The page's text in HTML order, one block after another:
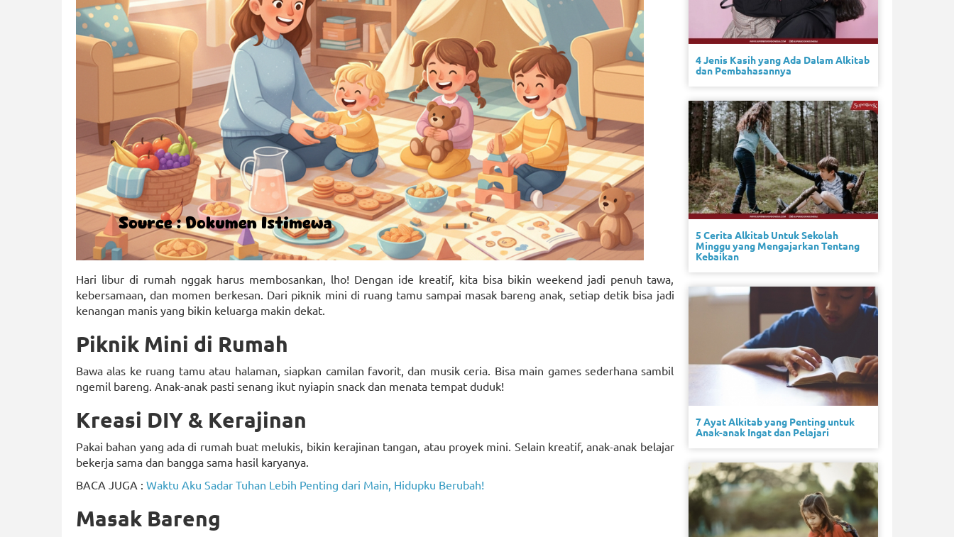
Hari libur di rumah nggak harus membosankan, lho! Dengan ide kreatif, kita bisa bikin weekend jadi penuh tawa,
kebersamaan, dan momen berkesan. Dari piknik mini di ruang tamu sampai masak bareng anak, setiap detik bisa jadi
kenangan manis yang bikin keluarga makin dekat.
Piknik Mini di Rumah
Bawa alas ke ruang tamu atau halaman, siapkan camilan favorit, dan musik ceria. Bisa main games sederhana sambil
ngemil bareng. Anak-anak pasti senang ikut nyiapin snack dan menata tempat duduk!
Kreasi DIY & Kerajinan
Pakai bahan yang ada di rumah buat melukis, bikin kerajinan tangan, atau proyek mini. Selain kreatif, anak-anak belajar
bekerja sama dan bangga sama hasil karyanya.
BACA JUGA : Waktu Aku Sadar Tuhan Lebih Penting dari Main, Hidupku Berubah!
Masak Bareng
4 Jenis Kasih yang Ada Dalam Alkitab
dan Pembahasannya
5 Cerita Alkitab Untuk Sekolah
Minggu yang Mengajarkan Tentang
Kebaikan
7 Ayat Alkitab yang Penting untuk
Anak-anak Ingat dan Pelajari